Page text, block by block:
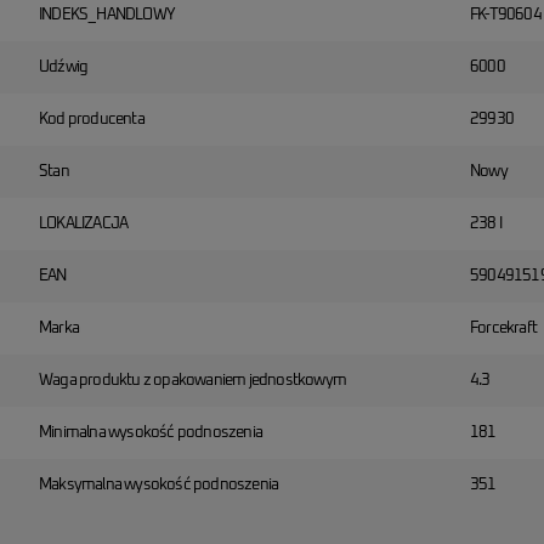
INDEKS_HANDLOWY FK-T90604
Udźwig 6000
Kod producenta 29930
Stan Nowy
LOKALIZACJA 238 I
EAN
Marka Forcekraft
Waga produktu z opakowaniem jednostkowym 4.3
Minimalna wysokość podnoszenia 181
Maksymalna wysokość podnoszenia 351